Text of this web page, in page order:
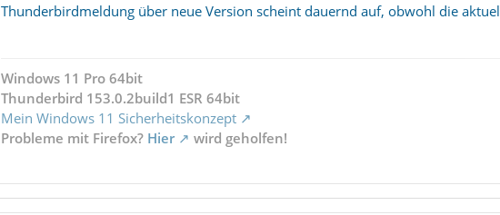
Thunderbirdmeldung über neue Version scheint dauernd auf, obwohl die
Windows 11 Pro 64bit
Thunderbird 153.0.2build1 ESR 64bit
Mein Windows 11 Sicherheitskonzept
Probleme mit Firefox? Hier wird geholfen!